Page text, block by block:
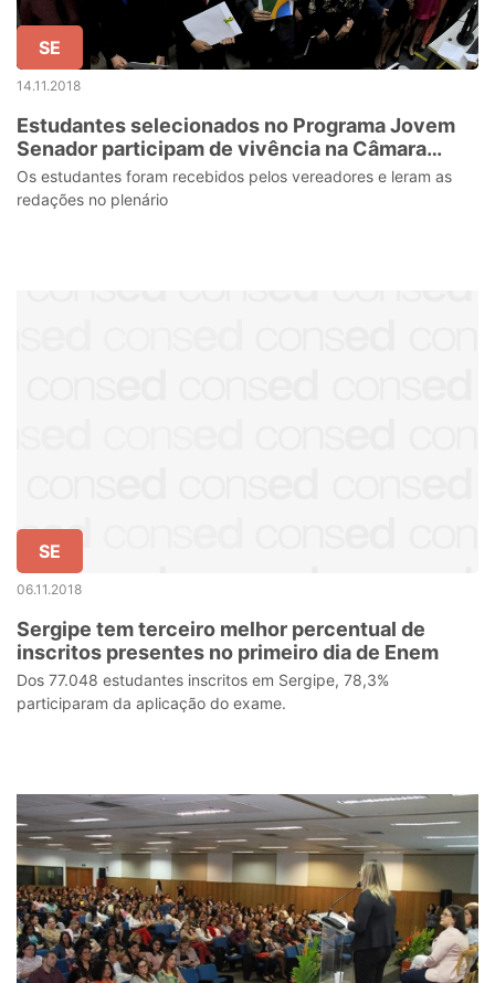
SE
14.11.2018
Estudantes selecionados no Programa Jovem
Senador participam de vivência na Câmara
Municipal de Aracaju
Os estudantes foram recebidos pelos vereadores e leram as
redações no plenário
SE
06.11.2018
Sergipe tem terceiro melhor percentual de
inscritos presentes no primeiro dia de Enem
Dos 77.048 estudantes inscritos em Sergipe, 78,3%
participaram da aplicação do exame.